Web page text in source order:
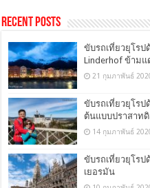
Recent Posts
ขับรถเที่ยวยุโรป
Linderhof ข้ามแ
21 กุมภาพันธ์
ขับรถเที่ยวยุโรป
ต้นแบบปราสาท
14 กุมภาพันธ์
ขับรถเที่ยวยุโรป
เยอรมัน